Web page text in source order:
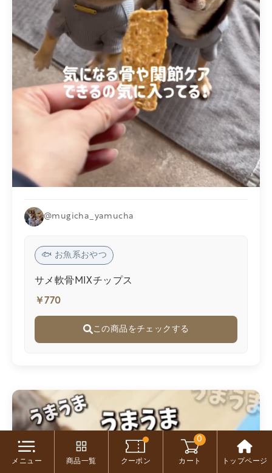
@mugicha_yamucha
🐟 お魚系おやつ
サメ軟骨MIXチップス
￥770
この商品をチェックする
メニュー 商品一覧 クーポン
0
カート トップページ